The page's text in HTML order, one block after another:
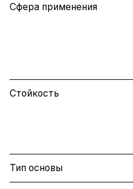
Сфера применения
Стойкость
Тип основы